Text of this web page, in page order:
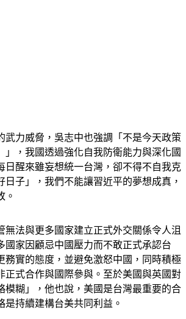
」，我國透過強化自我防衛能力與深化國
日醒來雖妄想統一台灣，卻不得不自我克
日子」，我們不能讓習近平的夢想成真，
。
國家因顧忌中國壓力而不敢正式承認台
務實的態度，並避免激怒中國，同時積極
正式合作與國際參與。至於美國與英國對
模糊」，他也說，美國是台灣最重要的合
是持續建構台美共同利益。